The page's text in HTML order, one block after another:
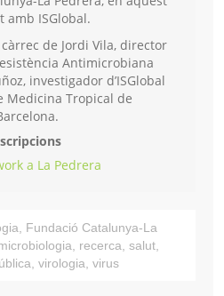
amb ISGlobal.
de Jordi Vila, director
Antimicrobiana
investigador d’ISGlobal
Medicina Tropical de
a La Pedrera
, Fundació Catalunya-La
, recerca, salut,
, virologia, virus